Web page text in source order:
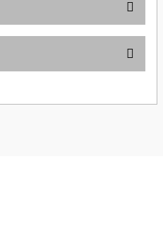
formunu kullanarak tarafımıza
pahalı.